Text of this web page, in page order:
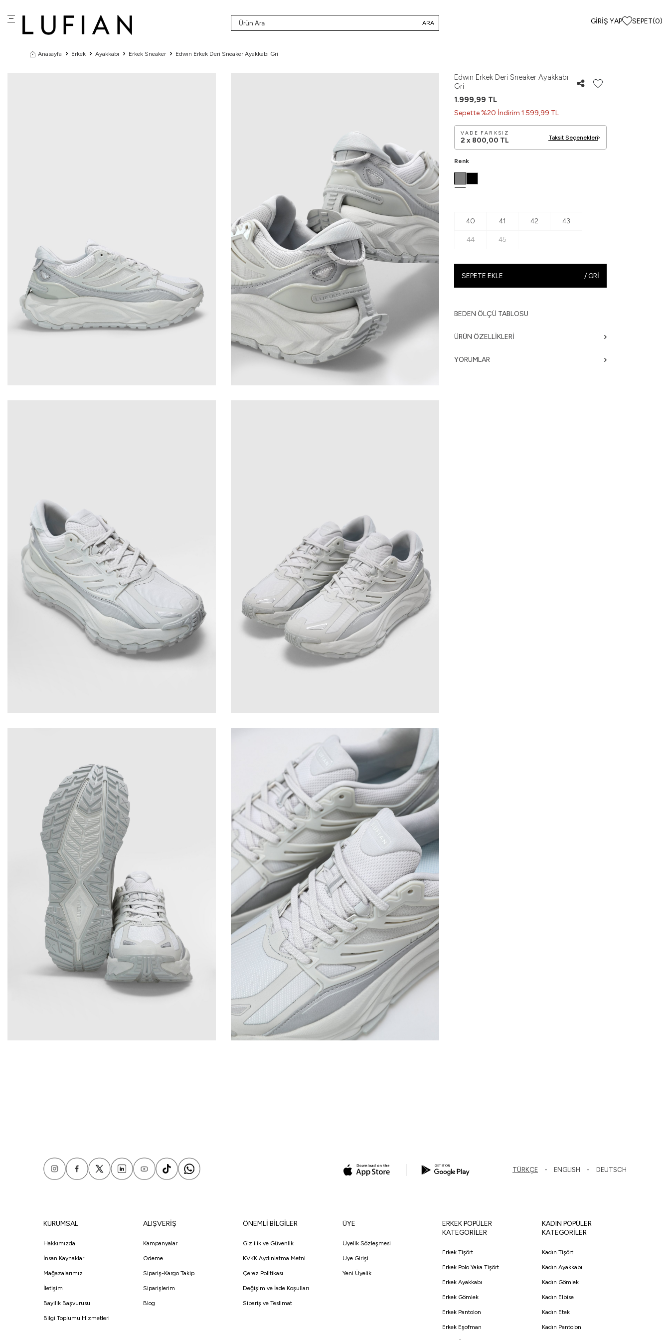
ARA GIRIŞ YAP SEPET(0)
Anasayfa Erkek Ayakkabı Erkek Sneaker Edwın Erkek Deri Sneaker Ayakkabı Gri
Edwın Erkek Deri Sneaker Ayakkabı
Gri
1.999,99 TL
Sepette %20 İndirim 1.599,99 TL
VADE FARKSIZ
2 x 800,00 TL Taksit Seçenekleri
Renk
40 41 42 43
44 45
SEPETE EKLE /GRI
BEDEN ÖLÇÜ TABLOSU
ÜRÜN ÖZELLIKLERI
YORUMLAR
TÜRKÇE ENGLISH DEUTSCH
KURUMSAL
Hakkımızda
İnsan Kaynakları
Mağazalarımız
İletişim
Bayilik Başvurusu
Bilgi Toplumu Hizmetleri
ALIŞVERİŞ
Kampanyalar
Ödeme
Sipariş-Kargo Takip
Siparişlerim
Blog
ÖNEMLİ BİLGİLER
Gizlilik ve Güvenlik
KVKK Aydınlatma Metni
Çerez Politikası
Değişim ve İade Koşulları
Sipariş ve Teslimat
ÜYE
Üyelik Sözleşmesi
Üye Girişi
Yeni Üyelik
ERKEK POPÜLER
KATEGORİLER
Erkek Tişört
Erkek Polo Yaka Tişört
Erkek Ayakkabı
Erkek Gömlek
Erkek Pantolon
Erkek Eşofman
KADIN POPÜLER
KATEGORİLER
Kadın Tişört
Kadın Ayakkabı
Kadın Gömlek
Kadın Elbise
Kadın Etek
Kadın Pantolon